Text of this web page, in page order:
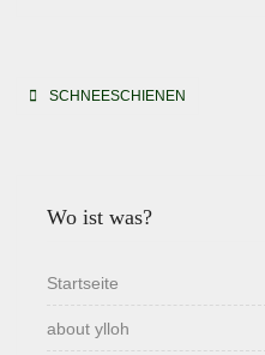
Beitragsnavigation
SCHNEESCHIENEN
Wo ist was?
Startseite
about ylloh